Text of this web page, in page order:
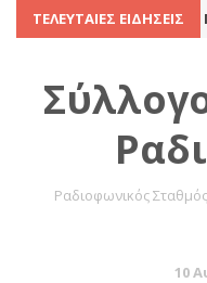
ΤΕΛΕΥΤΑΊΕΣ ΕΙΔΉΣΕΙΣ
8 Ιουλίου 2016
Ραδιοφωνικός
10